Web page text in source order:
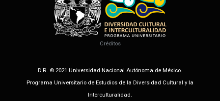
Créditos
D.R. © 2021 Universidad Nacional Autónoma de México.
Programa Universitario de Estudios de la Diversidad Cultural y la
Interculturalidad.